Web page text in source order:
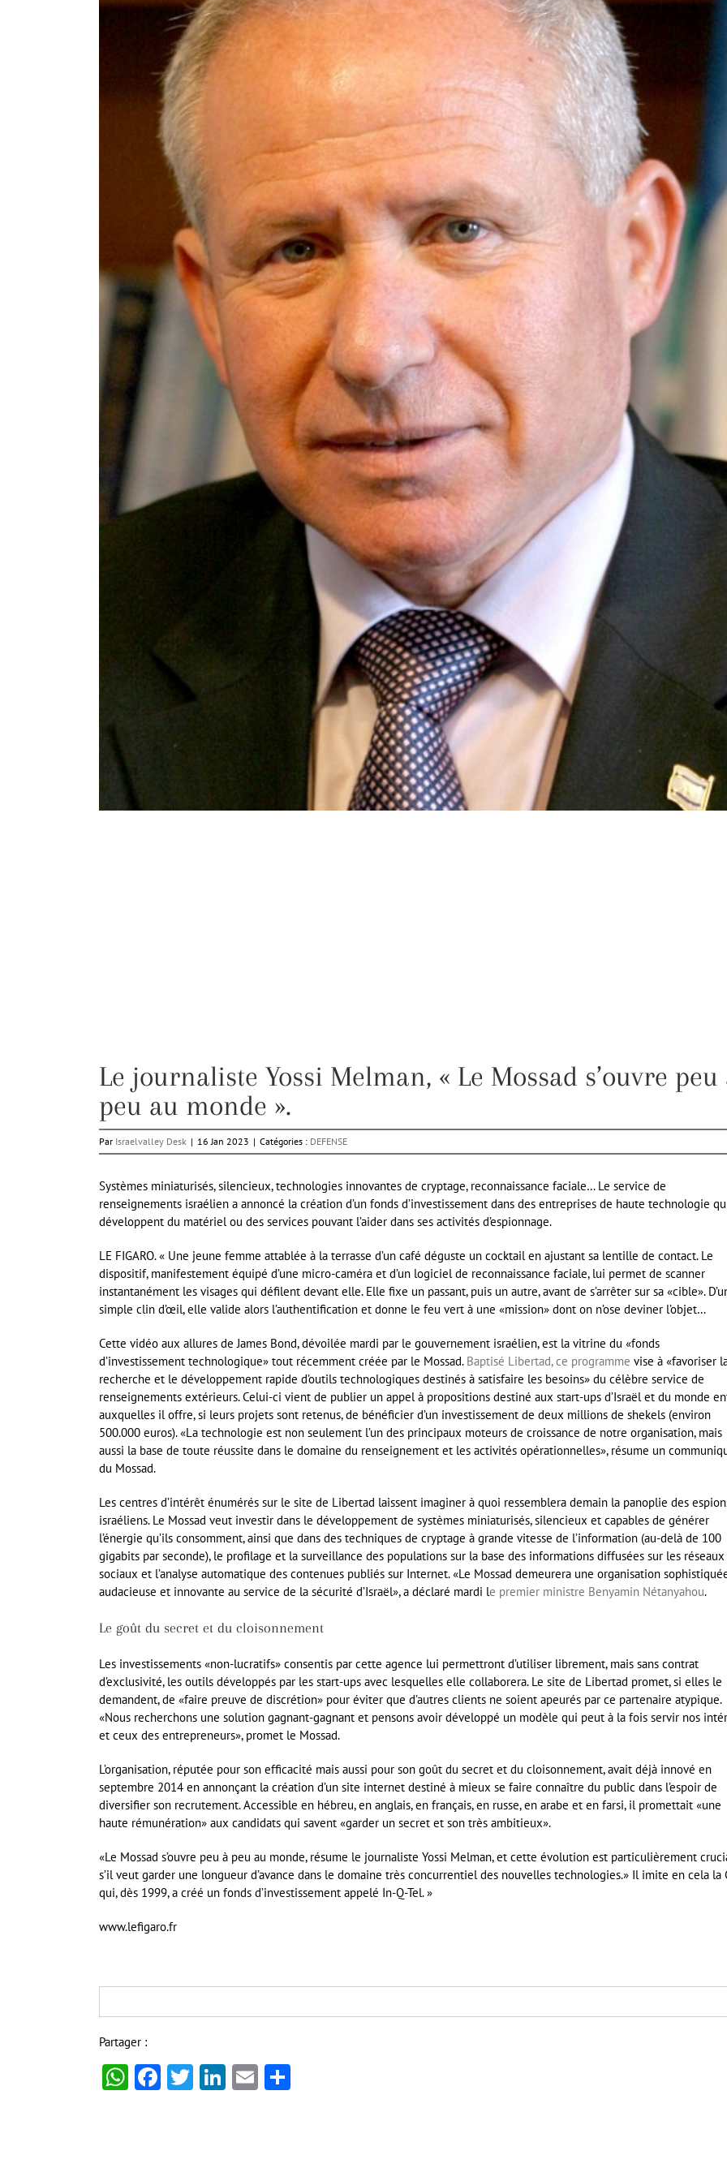
Le journaliste Yossi Melman, « Le Mossad s’ouvre peu
peu au monde ».
Par Israelvalley Desk | 16 Jan 2023 | Catégories : DEFENSE
Systèmes miniaturisés, silencieux, technologies innovantes de cryptage, reconnaissance faciale… Le service de
renseignements israélien a annoncé la création d’un fonds d’investissement dans des entreprises de haute technologie
développent du matériel ou des services pouvant l’aider dans ses activités d’espionnage.
LE FIGARO. « Une jeune femme attablée à la terrasse d’un café déguste un cocktail en ajustant sa lentille de contact. Le
dispositif, manifestement équipé d’une micro-caméra et d’un logiciel de reconnaissance faciale, lui permet de scanner
instantanément les visages qui défilent devant elle. Elle fixe un passant, puis un autre, avant de s’arrêter sur sa «cible».
simple clin d’œil, elle valide alors l’authentification et donne le feu vert à une «mission» dont on n’ose deviner l’objet…
Cette vidéo aux allures de James Bond, dévoilée mardi par le gouvernement israélien, est la vitrine du «fonds
d’investissement technologique» tout récemment créée par le Mossad. Baptisé Libertad, ce programme vise à «favoriser
recherche et le développement rapide d’outils technologiques destinés à satisfaire les besoins» du célèbre service de
renseignements extérieurs. Celui-ci vient de publier un appel à propositions destiné aux start-ups d’Israël et du monde
auxquelles il offre, si leurs projets sont retenus, de bénéficier d’un investissement de deux millions de shekels (environ
500.000 euros). «La technologie est non seulement l’un des principaux moteurs de croissance de notre organisation, mais
aussi la base de toute réussite dans le domaine du renseignement et les activités opérationnelles», résume un
du Mossad.
Les centres d’intérêt énumérés sur le site de Libertad laissent imaginer à quoi ressemblera demain la panoplie des
israéliens. Le Mossad veut investir dans le développement de systèmes miniaturisés, silencieux et capables de générer
l’énergie qu’ils consomment, ainsi que dans des techniques de cryptage à grande vitesse de l’information (au-delà de 100
gigabits par seconde), le profilage et la surveillance des populations sur la base des informations diffusées sur les réseaux
sociaux et l’analyse automatique des contenues publiés sur Internet. «Le Mossad demeurera une organisation
audacieuse et innovante au service de la sécurité d’Israël», a déclaré mardi le premier ministre Benyamin Nétanyahou.
Le goût du secret et du cloisonnement
Les investissements «non-lucratifs» consentis par cette agence lui permettront d’utiliser librement, mais sans contrat
d’exclusivité, les outils développés par les start-ups avec lesquelles elle collaborera. Le site de Libertad promet, si elles le
demandent, de «faire preuve de discrétion» pour éviter que d’autres clients ne soient apeurés par ce partenaire atypique.
«Nous recherchons une solution gagnant-gagnant et pensons avoir développé un modèle qui peut à la fois servir nos
et ceux des entrepreneurs», promet le Mossad.
L’organisation, réputée pour son efficacité mais aussi pour son goût du secret et du cloisonnement, avait déjà innové en
septembre 2014 en annonçant la création d’un site internet destiné à mieux se faire connaître du public dans l’espoir de
diversifier son recrutement. Accessible en hébreu, en anglais, en français, en russe, en arabe et en farsi, il promettait «une
haute rémunération» aux candidats qui savent «garder un secret et son très ambitieux».
«Le Mossad s’ouvre peu à peu au monde, résume le journaliste Yossi Melman, et cette évolution est particulièrement
s’il veut garder une longueur d’avance dans le domaine très concurrentiel des nouvelles technologies.» Il imite en cela la
qui, dès 1999, a créé un fonds d’investissement appelé In-Q-Tel. »
www.lefigaro.fr
Partager :
WhatsApp
Facebook
Twitter
LinkedIn
Email